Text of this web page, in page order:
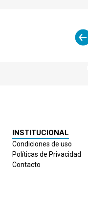
INSTITUCIONAL
Condiciones de uso
Políticas de Privacidad
Contacto